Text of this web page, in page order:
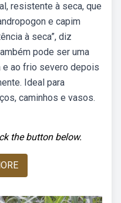
resistente à seca, que
e capim
à seca”, diz
pode ser uma
e ao frio severo depois
Ideal para
caminhos e vasos.
the button below.